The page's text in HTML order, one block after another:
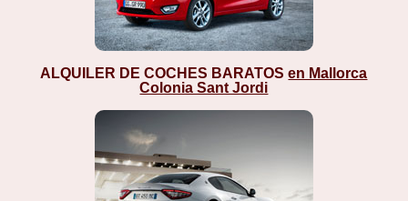
ALQUILER DE COCHES BARATOSen Mallorca
Colonia Sant Jordi